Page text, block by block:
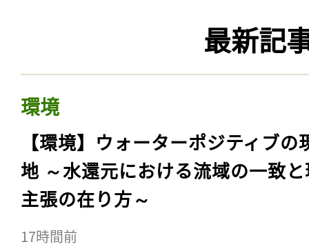
最新記
環境
【環境】ウォーターポジティブの
地 ～水還元における流域の一致
主張の在り方～
17時間前